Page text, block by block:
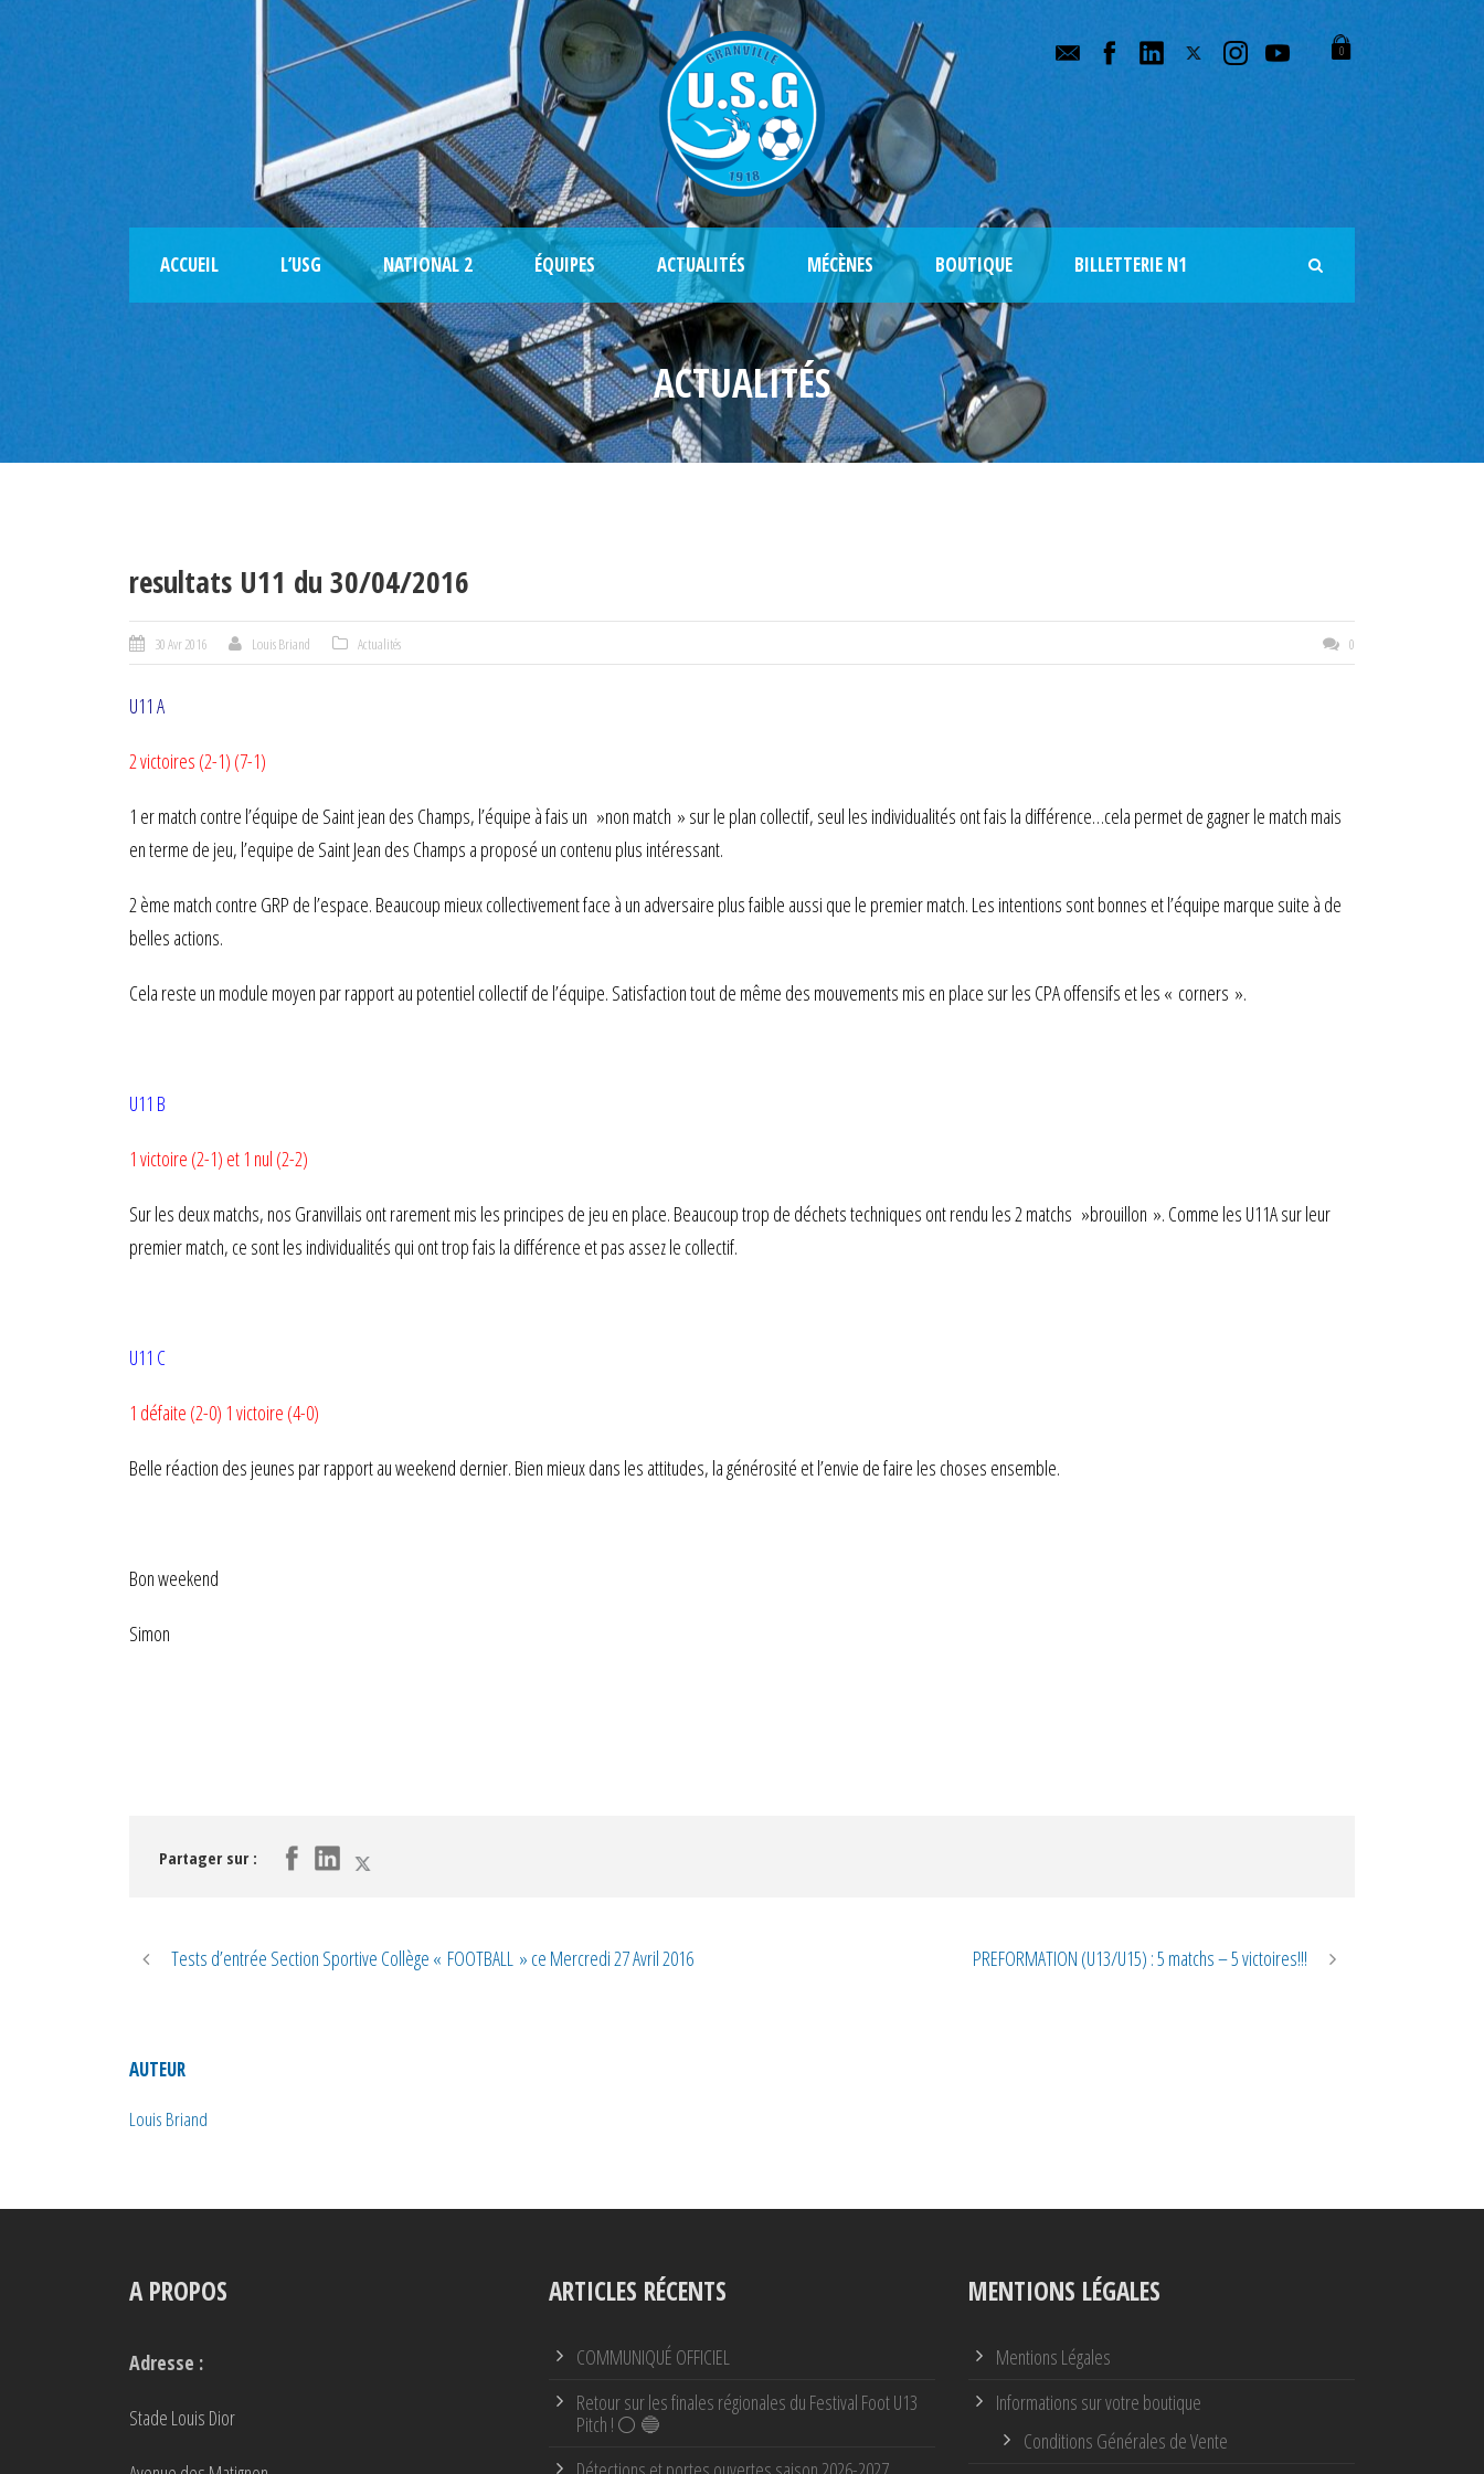
0
ACCUEIL L’USG NATIONAL 2 ÉQUIPES ACTUALITÉS MÉCÈNES BOUTIQUE BILLETTERIE N1
ACTUALITÉS
resultats U11 du 30/04/2016
30 Avr 2016 Louis Briand Actualités 0
U11 A
2 victoires (2-1) (7-1)
1 er match contre l’équipe de Saint jean des Champs, l’équipe à fais un »non match » sur le plan collectif, seul les individualités ont fais la différence…cela permet de gagner le match mais
en terme de jeu, l’equipe de Saint Jean des Champs a proposé un contenu plus intéressant.
2 ème match contre GRP de l’espace. Beaucoup mieux collectivement face à un adversaire plus faible aussi que le premier match. Les intentions sont bonnes et l’équipe marque suite à de
belles actions.
Cela reste un module moyen par rapport au potentiel collectif de l’équipe. Satisfaction tout de même des mouvements mis en place sur les CPA offensifs et les « corners ».
U11 B
1 victoire (2-1) et 1 nul (2-2)
Sur les deux matchs, nos Granvillais ont rarement mis les principes de jeu en place. Beaucoup trop de déchets techniques ont rendu les 2 matchs »brouillon ». Comme les U11A sur leur
premier match, ce sont les individualités qui ont trop fais la différence et pas assez le collectif.
U11 C
1 défaite (2-0) 1 victoire (4-0)
Belle réaction des jeunes par rapport au weekend dernier. Bien mieux dans les attitudes, la générosité et l’envie de faire les choses ensemble.
Bon weekend
Simon
Partager sur :
Tests d’entrée Section Sportive Collège « FOOTBALL » ce Mercredi 27 Avril 2016 PREFORMATION (U13/U15) : 5 matchs – 5 victoires!!!
AUTEUR
Louis Briand
A PROPOS
Adresse :
Stade Louis Dior
ARTICLES RÉCENTS
COMMUNIQUÉ OFFICIEL
Retour sur les finales régionales du Festival Foot U13
Pitch ! ⚪ 🔵
MENTIONS LÉGALES
Mentions Légales
Informations sur votre boutique
Conditions Générales de Vente